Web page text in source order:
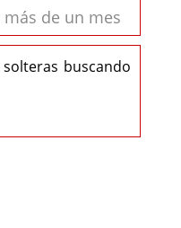
más de un mes
buscando